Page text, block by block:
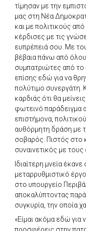
τίμησαν με την
μας στη Νέα
και με πολιτικούς
κέρδισες με τις
ευπρέπειά σου. Με
βέβαια πάνω από
συμπατριώτες από το
επίσης εδώ για να
πολύτιμο
καρδιάς ότι θα
φωτεινό παράδειγμα
επιστήμονα,
αυθόρμητη δράση με
σοβαρός. Πιστός στο
συναινετικός με
Ιδιαίτερη μνεία
μεταρρυθμιστικό
στο υπουργείο
αποκαλύπτοντας
συγκυρία, την οποία
«Είμαι ακόμα εδώ για
προσφέρεις στην